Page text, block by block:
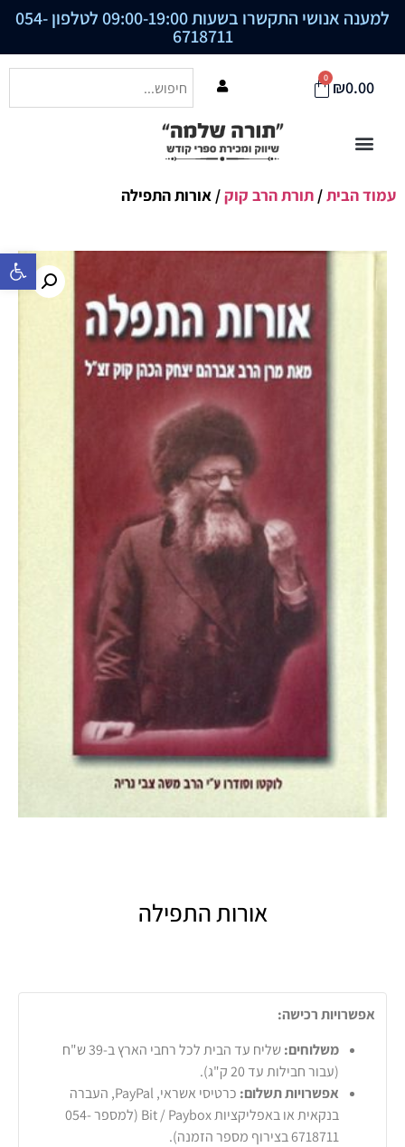
פתח סרגל
למענה אנושי התקשרו בשעות 09:00-19:00 לטלפון 054-
6718711
₪0.00
0
עמוד הבית/ תורת הרב קוק/ אורות התפילה
אורות התפילה
אפשרויות רכישה:
משלוחים:
שליח עד הבית לכל רחבי הארץ ב-39 ש"ח
(עבור חבילות עד 20 ק"ג).
אפשרויות תשלום:
כרטיסי אשראי, PayPal, העברה
בנקאית או באפליקציות Bit / Paybox (למספר 054-
6718711 בצירוף מספר הזמנה).